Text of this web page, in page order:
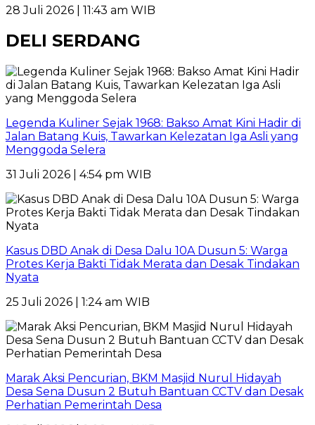
28 Juli 2026 | 11:43 am WIB
DELI SERDANG
Legenda Kuliner Sejak 1968: Bakso Amat Kini Hadir di
Jalan Batang Kuis, Tawarkan Kelezatan Iga Asli yang
Menggoda Selera
31 Juli 2026 | 4:54 pm WIB
Kasus DBD Anak di Desa Dalu 10A Dusun 5: Warga
Protes Kerja Bakti Tidak Merata dan Desak Tindakan
Nyata
25 Juli 2026 | 1:24 am WIB
Marak Aksi Pencurian, BKM Masjid Nurul Hidayah
Desa Sena Dusun 2 Butuh Bantuan CCTV dan Desak
Perhatian Pemerintah Desa